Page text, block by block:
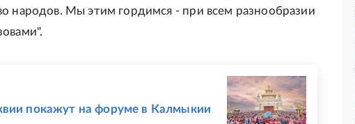
народов. Мы этим гордимся - при всем разнообразии
покажут на форуме в Калмыкии